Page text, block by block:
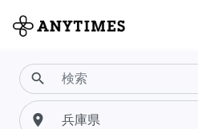
search
place